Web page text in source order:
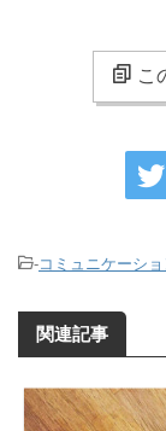
こ
-コミュニケーショ
関連記事